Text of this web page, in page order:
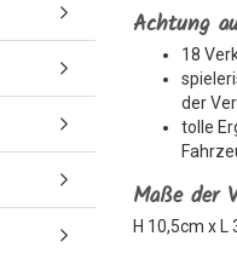
Achtung
18
der
tolle
Maße der
H 10,5cm x L